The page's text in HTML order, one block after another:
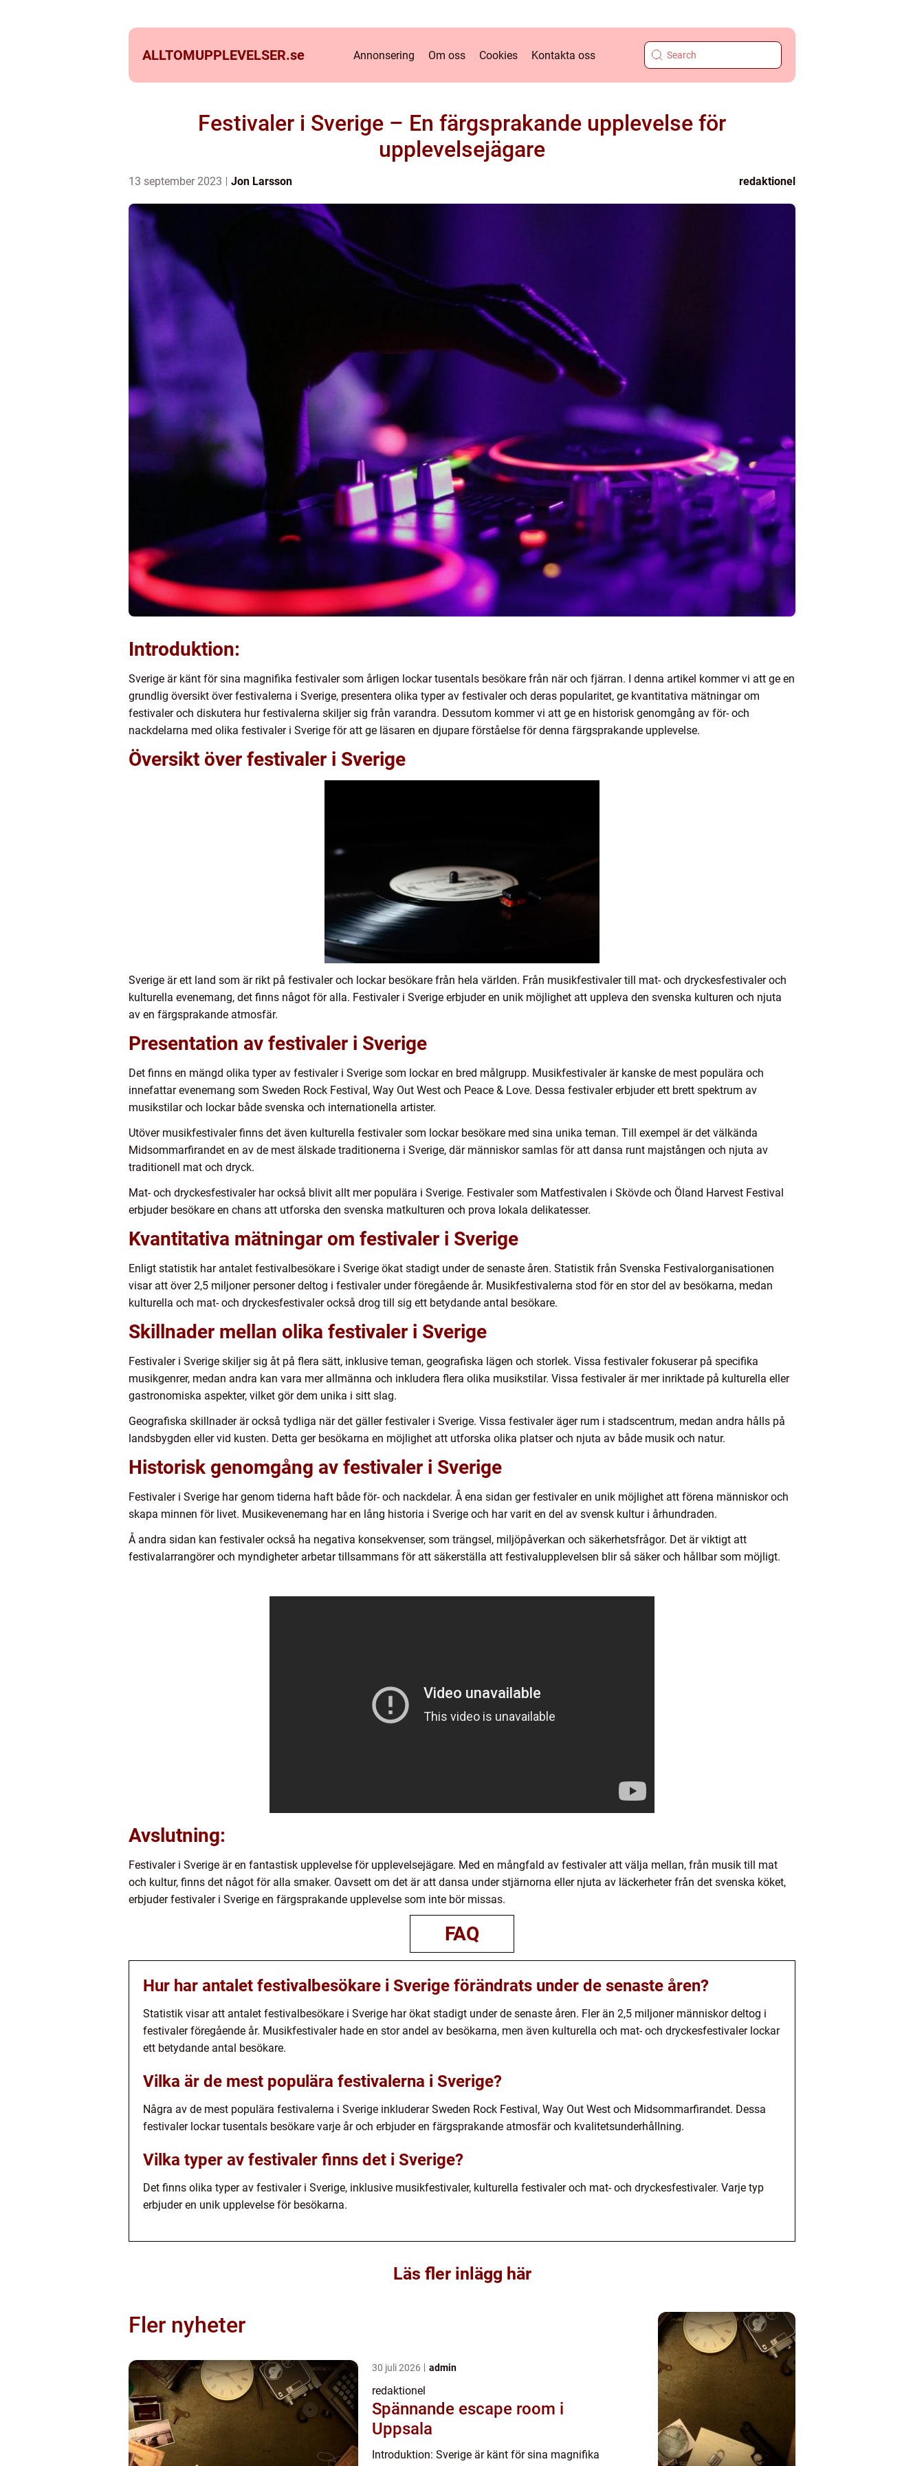
ALLTOMUPPLEVELSER.se Annonsering Om oss Cookies Kontakta oss
Festivaler i Sverige – En färgsprakande upplevelse för
upplevelsejägare
13 september 2023 Jon Larsson redaktionel
Introduktion:
Sverige är känt för sina magnifika festivaler som årligen lockar tusentals besökare från när och fjärran. I denna artikel kommer vi att ge en
grundlig översikt över festivalerna i Sverige, presentera olika typer av festivaler och deras popularitet, ge kvantitativa mätningar om
festivaler och diskutera hur festivalerna skiljer sig från varandra. Dessutom kommer vi att ge en historisk genomgång av för- och
nackdelarna med olika festivaler i Sverige för att ge läsaren en djupare förståelse för denna färgsprakande upplevelse.
Översikt över festivaler i Sverige
Sverige är ett land som är rikt på festivaler och lockar besökare från hela världen. Från musikfestivaler till mat- och dryckesfestivaler och
kulturella evenemang, det finns något för alla. Festivaler i Sverige erbjuder en unik möjlighet att uppleva den svenska kulturen och njuta
av en färgsprakande atmosfär.
Presentation av festivaler i Sverige
Det finns en mängd olika typer av festivaler i Sverige som lockar en bred målgrupp. Musikfestivaler är kanske de mest populära och
innefattar evenemang som Sweden Rock Festival, Way Out West och Peace & Love. Dessa festivaler erbjuder ett brett spektrum av
musikstilar och lockar både svenska och internationella artister.
Utöver musikfestivaler finns det även kulturella festivaler som lockar besökare med sina unika teman. Till exempel är det välkända
Midsommarfirandet en av de mest älskade traditionerna i Sverige, där människor samlas för att dansa runt majstången och njuta av
traditionell mat och dryck.
Mat- och dryckesfestivaler har också blivit allt mer populära i Sverige. Festivaler som Matfestivalen i Skövde och Öland Harvest Festival
erbjuder besökare en chans att utforska den svenska matkulturen och prova lokala delikatesser.
Kvantitativa mätningar om festivaler i Sverige
Enligt statistik har antalet festivalbesökare i Sverige ökat stadigt under de senaste åren. Statistik från Svenska Festivalorganisationen
visar att över 2,5 miljoner personer deltog i festivaler under föregående år. Musikfestivalerna stod för en stor del av besökarna, medan
kulturella och mat- och dryckesfestivaler också drog till sig ett betydande antal besökare.
Skillnader mellan olika festivaler i Sverige
Festivaler i Sverige skiljer sig åt på flera sätt, inklusive teman, geografiska lägen och storlek. Vissa festivaler fokuserar på specifika
musikgenrer, medan andra kan vara mer allmänna och inkludera flera olika musikstilar. Vissa festivaler är mer inriktade på kulturella eller
gastronomiska aspekter, vilket gör dem unika i sitt slag.
Geografiska skillnader är också tydliga när det gäller festivaler i Sverige. Vissa festivaler äger rum i stadscentrum, medan andra hålls på
landsbygden eller vid kusten. Detta ger besökarna en möjlighet att utforska olika platser och njuta av både musik och natur.
Historisk genomgång av festivaler i Sverige
Festivaler i Sverige har genom tiderna haft både för- och nackdelar. Å ena sidan ger festivaler en unik möjlighet att förena människor och
skapa minnen för livet. Musikevenemang har en lång historia i Sverige och har varit en del av svensk kultur i århundraden.
Å andra sidan kan festivaler också ha negativa konsekvenser, som trängsel, miljöpåverkan och säkerhetsfrågor. Det är viktigt att
festivalarrangörer och myndigheter arbetar tillsammans för att säkerställa att festivalupplevelsen blir så säker och hållbar som möjligt.
Avslutning:
Festivaler i Sverige är en fantastisk upplevelse för upplevelsejägare. Med en mångfald av festivaler att välja mellan, från musik till mat
och kultur, finns det något för alla smaker. Oavsett om det är att dansa under stjärnorna eller njuta av läckerheter från det svenska köket,
erbjuder festivaler i Sverige en färgsprakande upplevelse som inte bör missas.
FAQ
Hur har antalet festivalbesökare i Sverige förändrats under de senaste åren?
Statistik visar att antalet festivalbesökare i Sverige har ökat stadigt under de senaste åren. Fler än 2,5 miljoner människor deltog i
festivaler föregående år. Musikfestivaler hade en stor andel av besökarna, men även kulturella och mat- och dryckesfestivaler lockar
ett betydande antal besökare.
Vilka är de mest populära festivalerna i Sverige?
Några av de mest populära festivalerna i Sverige inkluderar Sweden Rock Festival, Way Out West och Midsommarfirandet. Dessa
festivaler lockar tusentals besökare varje år och erbjuder en färgsprakande atmosfär och kvalitetsunderhållning.
Vilka typer av festivaler finns det i Sverige?
Det finns olika typer av festivaler i Sverige, inklusive musikfestivaler, kulturella festivaler och mat- och dryckesfestivaler. Varje typ
erbjuder en unik upplevelse för besökarna.
Läs fler inlägg här
Fler nyheter
30 juli 2026 admin
redaktionel
Spännande escape room i
Uppsala
Introduktion: Sverige är känt för sina magnifika